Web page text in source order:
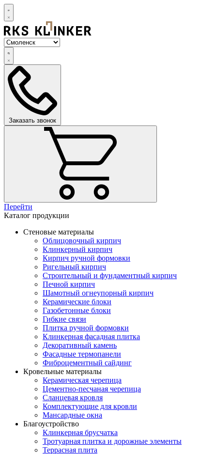
Заказать звонок
Перейти
Каталог продукции
Стеновые материалы
Облицовочный кирпич
Клинкерный кирпич
Кирпич ручной формовки
Ригельный кирпич
Строительный и фундаментный кирпич
Печной кирпич
Шамотный огнеупорный кирпич
Керамические блоки
Газобетонные блоки
Гибкие связи
Плитка ручной формовки
Клинкерная фасадная плитка
Декоративный камень
Фасадные термопанели
Фиброцементный сайдинг
Кровельные материалы
Керамическая черепица
Цементно-песчаная черепица
Сланцевая кровля
Комплектующие для кровли
Мансардные окна
Благоустройство
Клинкерная брусчатка
Тротуарная плитка и дорожные элементы
Террасная плита